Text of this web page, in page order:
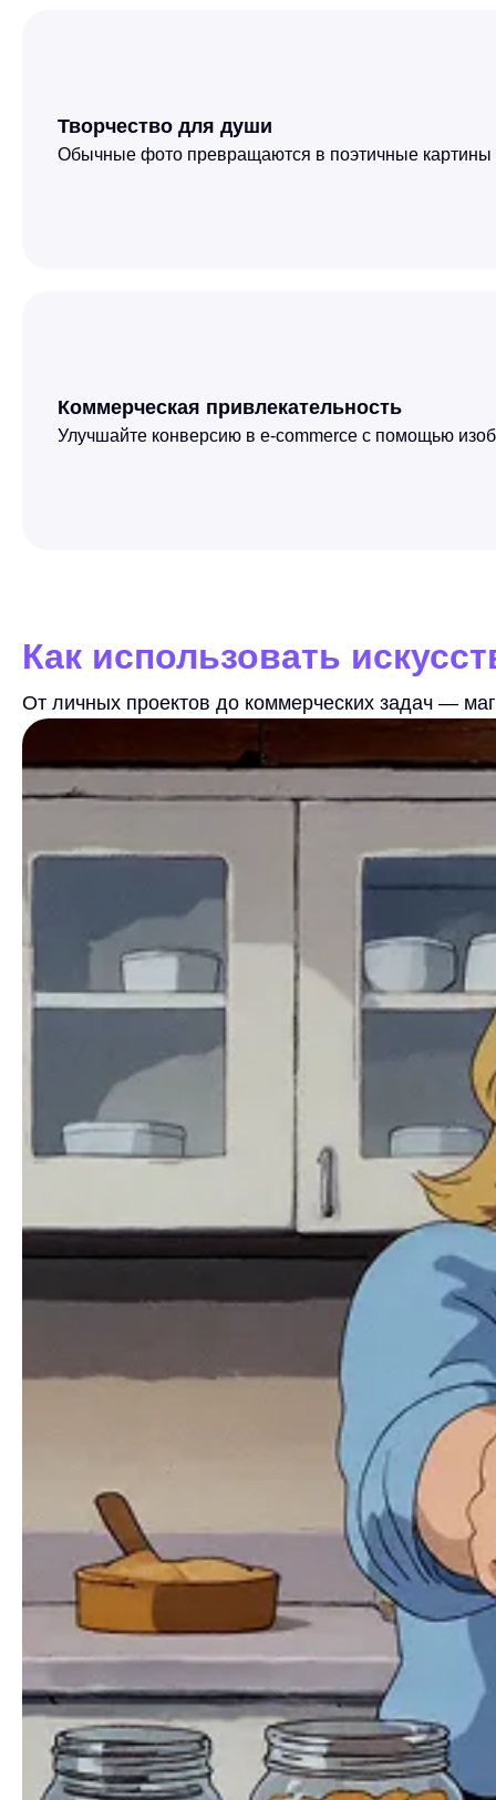
Творчество для души
Обычные фото превращаются в поэтичные картины
Коммерческая привлекательность
Улучшайте конверсию в e-commerce с помощью
Как использовать
От личных проектов до коммерческих задач —